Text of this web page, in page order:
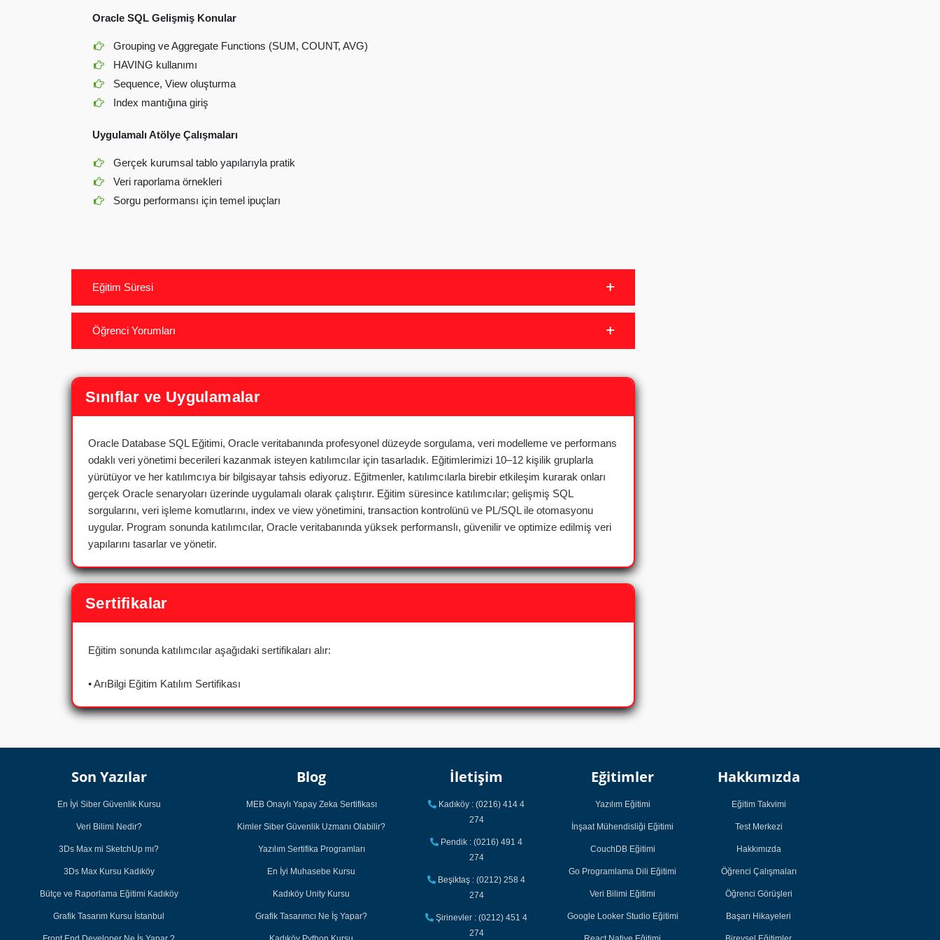
Oracle SQL Gelişmiş Konular
Grouping ve Aggregate Functions (SUM, COUNT, AVG)
HAVING kullanımı
Sequence, View oluşturma
Index mantığına giriş
Uygulamalı Atölye Çalışmaları
Gerçek kurumsal tablo yapılarıyla pratik
Veri raporlama örnekleri
Sorgu performansı için temel ipuçları
Eğitim Süresi
Öğrenci Yorumları
Sınıflar ve Uygulamalar
Oracle Database SQL Eğitimi, Oracle veritabanında profesyonel düzeyde sorgulama, veri modelleme ve performans
odaklı veri yönetimi becerileri kazanmak isteyen katılımcılar için tasarladık. Eğitimlerimizi 10–12 kişilik gruplarla
yürütüyor ve her katılımcıya bir bilgisayar tahsis ediyoruz. Eğitmenler, katılımcılarla birebir etkileşim kurarak onları
gerçek Oracle senaryoları üzerinde uygulamalı olarak çalıştırır. Eğitim süresince katılımcılar; gelişmiş SQL
sorgularını, veri işleme komutlarını, index ve view yönetimini, transaction kontrolünü ve PL/SQL ile otomasyonu
uygular. Program sonunda katılımcılar, Oracle veritabanında yüksek performanslı, güvenilir ve optimize edilmiş veri
yapılarını tasarlar ve yönetir.
Sertifikalar
Eğitim sonunda katılımcılar aşağıdaki sertifikaları alır:
• ArıBilgi Eğitim Katılım Sertifikası
Son Yazılar
En İyi Siber Güvenlik Kursu
Veri Bilimi Nedir?
3Ds Max mi SketchUp mı?
3Ds Max Kursu Kadıköy
Bütçe ve Raporlama Eğitimi Kadıköy
Grafik Tasarım Kursu İstanbul
Blog
MEB Onaylı Yapay Zeka Sertifikası
Kimler Siber Güvenlik Uzmanı Olabilir?
Yazılım Sertifika Programları
En İyi Muhasebe Kursu
Kadıköy Unity Kursu
Grafik Tasarımcı Ne İş Yapar?
İletişim
Kadıköy : (0216) 414 4
274
Pendik : (0216) 491 4
274
Beşiktaş : (0212) 258 4
274
Şirinevler : (0212) 451 4
274
Eğitimler
Yazılım Eğitimi
İnşaat Mühendisliği Eğitimi
CouchDB Eğitimi
Go Programlama Dili Eğitimi
Veri Bilimi Eğitimi
Google Looker Studio Eğitimi
Hakkımızda
Eğitim Takvimi
Test Merkezi
Hakkımızda
Öğrenci Çalışmaları
Öğrenci Görüşleri
Başarı Hikayeleri